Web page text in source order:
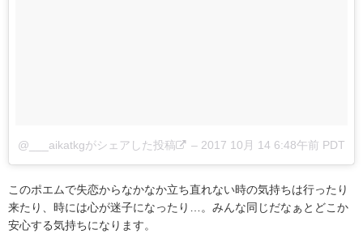
@___aikatkgがシェアした投稿 – 2017 10月 14 6:48午前 PDT
このポエムで失恋からなかなか立ち直れない時の気持ちは行ったり
来たり、時には心が迷子になったり…。みんな同じだなぁとどこか
安心する気持ちになります。